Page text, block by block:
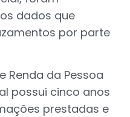
dados que
por parte
Renda da Pessoa
possui cinco anos
prestadas e